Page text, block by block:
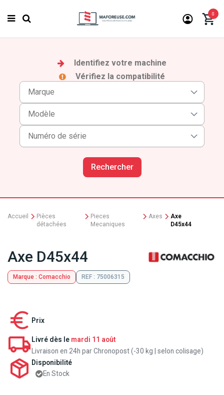
0
Identifiez votre machine
Vérifiez la compatibilité
Rechercher
Accueil
Pièces
détachées
Pieces
Mecaniques
Axes
Axe
D45x44
Axe D45x44
Marque : Comacchio REF : 75006315
Prix
Livré dès le mardi 11 août
Livraison en 24h par Chronopost (-30 kg | selon colisage)
Disponibilité
En Stock